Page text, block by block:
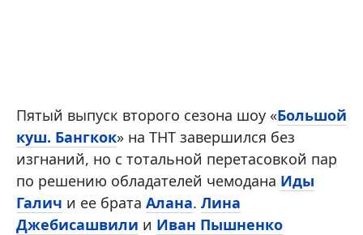
Пятый выпуск второго сезона шоу «Большой
куш. Бангкок» на ТНТ завершился без
изгнаний, но с тотальной перетасовкой пар
по решению обладателей чемодана Иды
Галич и ее брата Алана. Лина
Джебисашвили и Иван Пышненко